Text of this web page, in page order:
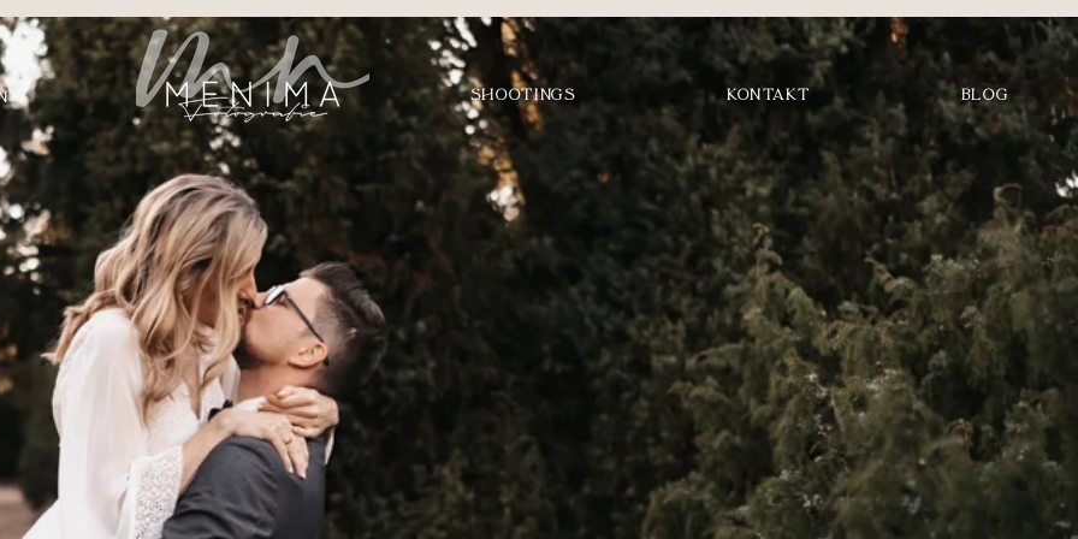
SHOOTINGS KONTAKT BLOG